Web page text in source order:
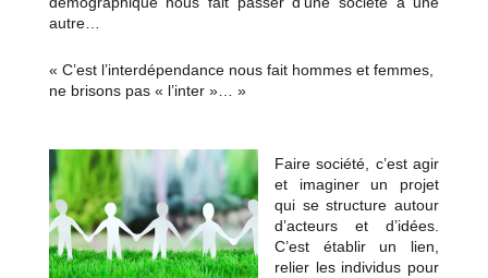
autre…
« C’est l’interdépendance nous fait hommes et femmes,
ne brisons pas « l’inter »… »
Faire société, c’est agir
et imaginer un projet
qui se structure autour
d’acteurs et d’idées.
C’est établir un lien,
relier les individus pour